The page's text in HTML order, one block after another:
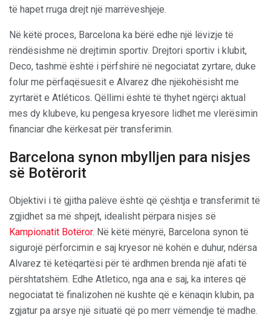
të hapet rruga drejt një marrëveshjeje.
Në këtë proces, Barcelona ka bërë edhe një lëvizje të
rëndësishme në drejtimin sportiv. Drejtori sportiv i klubit,
Deco, tashmë është i përfshirë në negociatat zyrtare, duke
folur me përfaqësuesit e Alvarez dhe njëkohësisht me
zyrtarët e Atléticos. Qëllimi është të thyhet ngërçi aktual
mes dy klubeve, ku pengesa kryesore lidhet me vlerësimin
financiar dhe kërkesat për transferimin.
Barcelona synon mbylljen para nisjes
së Botërorit
Objektivi i të gjitha palëve është që çështja e transferimit të
zgjidhet sa më shpejt, idealisht përpara nisjes së
Kampionatit Botëror. Në këtë mënyrë, Barcelona synon të
sigurojë përforcimin e saj kryesor në kohën e duhur, ndërsa
Alvarez të ketëqartësi për të ardhmen brenda një afati të
përshtatshëm. Edhe Atletico, nga ana e saj, ka interes që
negociatat të finalizohen në kushte që e kënaqin klubin, pa
zgjatur pa arsye një situatë që po merr vëmendje të madhe.